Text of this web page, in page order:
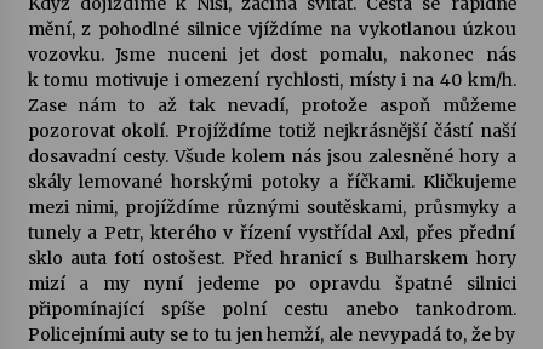
mění, z pohodlné silnice vjíždíme na vykotlanou úzkou
vozovku. Jsme nuceni jet dost pomalu, nakonec nás
k tomu motivuje i omezení rychlosti, místy i na 40 km/h.
Zase nám to až tak nevadí, protože aspoň můžeme
pozorovat okolí. Projíždíme totiž nejkrásnější částí naší
dosavadní cesty. Všude kolem nás jsou zalesněné hory a
skály lemované horskými potoky a říčkami. Kličkujeme
mezi nimi, projíždíme různými soutěskami, průsmyky a
tunely a Petr, kterého v řízení vystřídal Axl, přes přední
sklo auta fotí ostošest. Před hranicí s Bulharskem hory
mizí a my nyní jedeme po opravdu špatné silnici
připomínající spíše polní cestu anebo tankodrom.
Policejními auty se to tu jen hemží, ale nevypadá to, že by